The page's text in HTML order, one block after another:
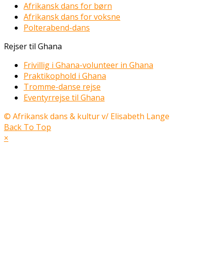
Afrikansk dans for børn
Afrikansk dans for voksne
Polterabend-dans
Rejser til Ghana
Frivillig i Ghana-volunteer in Ghana
Praktikophold i Ghana
Tromme-danse rejse
Eventyrrejse til Ghana
© Afrikansk dans & kultur v/ Elisabeth Lange
Back To Top
×